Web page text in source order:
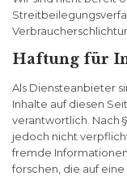
Haftung für
Als Diensteanbieter
Inhalte auf diesen
verantwortlich. Nach
jedoch nicht
fremde
forschen, die auf